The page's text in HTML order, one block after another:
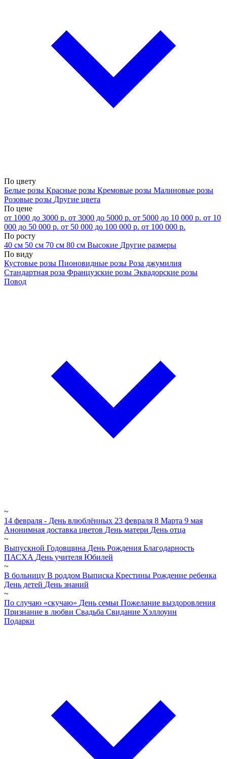
По цвету
Белые розы Красные розы Кремовые розы Малиновые розы
Розовые розы Другие цвета
По цене
от 1000 до 3000 р. от 3000 до 5000 р. от 5000 до 10 000 р. от 10
000 до 50 000 р. от 50 000 до 100 000 р. от 100 000 р.
По росту
40 см 50 см 70 см 80 см Высокие Другие размеры
По виду
Кустовые розы Пионовидные розы Роза джумилия
Стандартная роза Французские розы Эквадорские розы
Повод
~
14 февраля - День влюблённых 23 февраля 8 Марта 9 мая
Анонимная доставка цветов День матери День отца
~
Выпускной Годовщина День Рождения Благодарность
ПАСХА День учителя Юбилей
~
В больницу В роддом Выписка Крестины Рождение ребенка
День детей День знаний
~
По случаю «скучаю» День семьи Пожелание выздоровления
Признание в любви Свадьба Свидание Хэллоуин
Подарки